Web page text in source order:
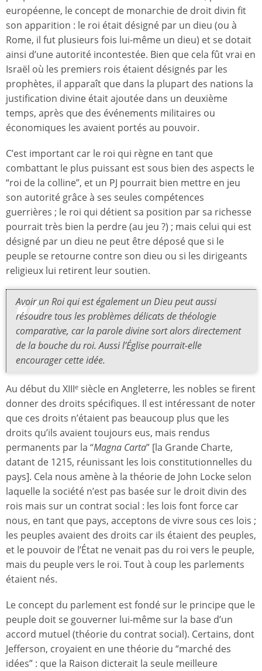
européenne, le concept de monarchie de droit divin fit
son apparition : le roi était désigné par un dieu (ou à
Rome, il fut plusieurs fois lui-même un dieu) et se dotait
ainsi d’une autorité incontestée. Bien que cela fût vrai en
Israël où les premiers rois étaient désignés par les
prophètes, il apparaît que dans la plupart des nations la
justification divine était ajoutée dans un deuxième
temps, après que des événements militaires ou
économiques les avaient portés au pouvoir.
C’est important car le roi qui règne en tant que
combattant le plus puissant est sous bien des aspects le
“roi de la colline”, et un PJ pourrait bien mettre en jeu
son autorité grâce à ses seules compétences
guerrières ; le roi qui détient sa position par sa richesse
pourrait très bien la perdre (au jeu ?) ; mais celui qui est
désigné par un dieu ne peut être déposé que si le
peuple se retourne contre son dieu ou si les dirigeants
religieux lui retirent leur soutien.
Avoir un Roi qui est également un Dieu peut aussi
résoudre tous les problèmes délicats de théologie
comparative, car la parole divine sort alors directement
de la bouche du roi. Aussi l’Église pourrait-elle
encourager cette idée.
Au début du XIIIe siècle en Angleterre, les nobles se firent
donner des droits spécifiques. Il est intéressant de noter
que ces droits n’étaient pas beaucoup plus que les
droits qu’ils avaient toujours eus, mais rendus
permanents par la “Magna Carta” [la Grande Charte,
datant de 1215, réunissant les lois constitutionnelles du
pays]. Cela nous amène à la théorie de John Locke selon
laquelle la société n’est pas basée sur le droit divin des
rois mais sur un contrat social : les lois font force car
nous, en tant que pays, acceptons de vivre sous ces lois ;
les peuples avaient des droits car ils étaient des peuples,
et le pouvoir de l’État ne venait pas du roi vers le peuple,
mais du peuple vers le roi. Tout à coup les parlements
étaient nés.
Le concept du parlement est fondé sur le principe que le
peuple doit se gouverner lui-même sur la base d’un
accord mutuel (théorie du contrat social). Certains, dont
Jefferson, croyaient en une théorie du “marché des
idées” : que la Raison dicterait la seule meilleure